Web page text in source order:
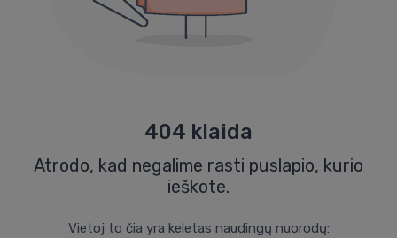
404 klaida
Atrodo, kad negalime rasti puslapio, kurio
ieškote.
Vietoj to čia yra keletas naudingų nuorodų: